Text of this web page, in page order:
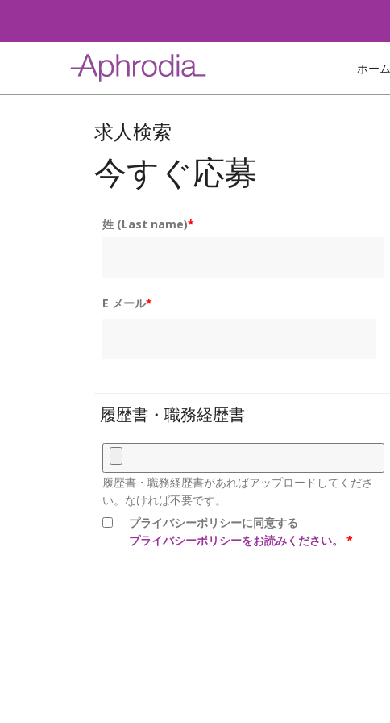
content
ホーム
求人検索
今すぐ応募
姓 (Last name)*
E メール*
履歴書・職務経歴書
履歴書・職務経歴書があればアップロードしてくださ
い。なければ不要です。
プライバシーポリシーに同意する
プライバシーポリシーをお読みください。
*